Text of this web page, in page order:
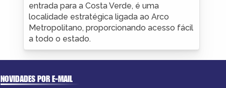
entrada para a Costa Verde, é uma
localidade estratégica ligada ao Arco
Metropolitano, proporcionando acesso fácil
a todo o estado.
NOVIDADES POR E-MAIL